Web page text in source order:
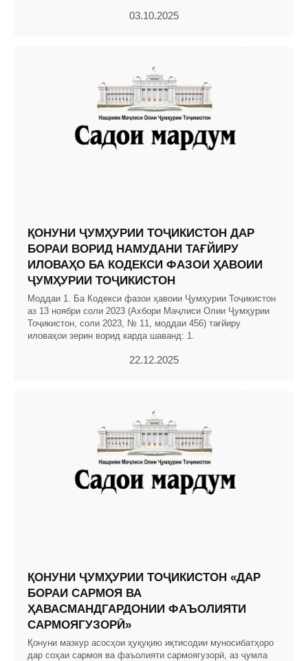
03.10.2025
ҚОНУНИ ҶУМҲУРИИ ТОҶИКИСТОН ДАР
БОРАИ ВОРИД НАМУДАНИ ТАҒЙИРУ
ИЛОВАҲО БА КОДЕКСИ ФАЗОИ ҲАВОИИ
ҶУМҲУРИИ ТОҶИКИСТОН
Моддаи 1. Ба Кодекси фазои ҳавоии Ҷумҳурии Тоҷикистон
аз 13 ноябри соли 2023 (Ахбори Маҷлиси Олии Ҷумҳурии
Тоҷикистон, соли 2023, № 11, моддаи 456) тағйиру
иловаҳои зерин ворид карда шаванд: 1.
22.12.2025
ҚОНУНИ ҶУМҲУРИИ ТОҶИКИСТОН «ДАР
БОРАИ САРМОЯ ВА
ҲАВАСМАНДГАРДОНИИ ФАЪОЛИЯТИ
САРМОЯГУЗОРӢ»
Қонуни мазкур асосҳои ҳуқуқию иқтисодии муносибатҳоро
дар соҳаи сармоя ва фаъолияти сармоягузорӣ, аз ҷумла